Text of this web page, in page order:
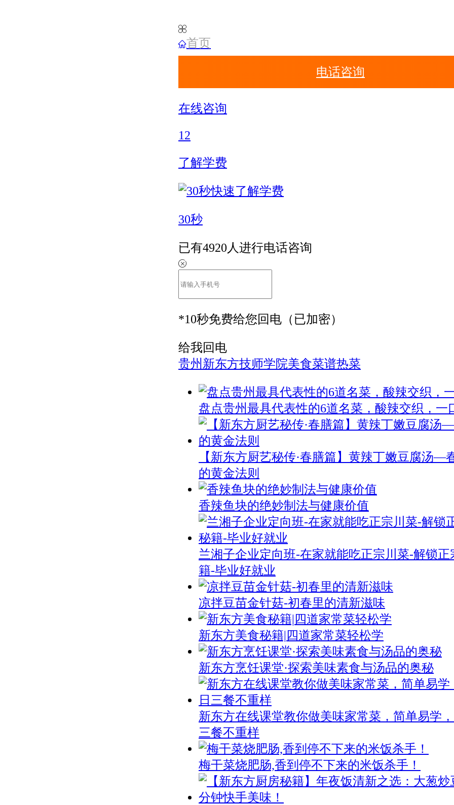
首页
电话咨询
在线咨询
12
了解学费
30秒
已有4920人进行电话咨询
*10秒免费给您回电（已加密）
给我回电
贵州新东方技师学院美食菜谱热菜
盘点贵州最具代表性的6道名菜，酸辣交织，一
【新东方厨艺秘传·春膳篇】黄辣丁嫩豆腐汤—
的黄金法则
香辣鱼块的绝妙制法与健康价值
兰湘子企业定向班-在家就能吃正宗川菜-解锁正
籍-毕业好就业
凉拌豆苗金针菇-初春里的清新滋味
新东方美食秘籍|四道家常菜轻松学
新东方烹饪课堂·探索美味素食与汤品的奥秘
新东方在线课堂教你做美味家常菜，简单易学
三餐不重样
梅干菜烧肥肠,香到停不下来的米饭杀手！